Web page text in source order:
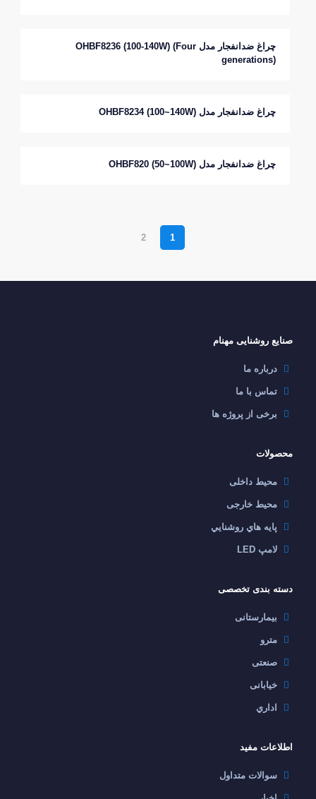
چراغ ضدانفجار مدل OHBF8236 (100-140W) (Four
generations)
چراغ ضدانفجار مدل OHBF8234 (100~140W)
چراغ ضدانفجار مدل OHBF820 (50~100W)
1
2
صنایع روشنایی مهنام
درباره ما
تماس با ما
برخی از پروژه ها
محصولات
محیط داخلی
محیط خارجی
پايه هاي روشنايي
لامپ LED
دسته بندی تخصصی
بیمارستانی
مترو
صنعتی
خیابانی
اداري
اطلاعات مفید
سوالات متداول